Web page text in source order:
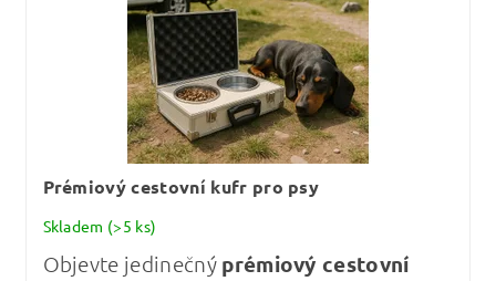
Prémiový cestovní kufr pro psy
Skladem (>5 ks)
Objevte jedinečný prémiový cestovní